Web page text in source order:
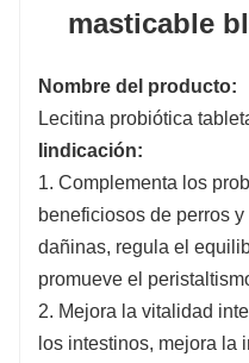
masticable
Nombre del producto:
Lecitina probiótica
indicación:
1. Complementa los
beneficiosos de perros
dañinas, regula el
promueve el
2. Mejora la vitalidad
los intestinos, mejora la